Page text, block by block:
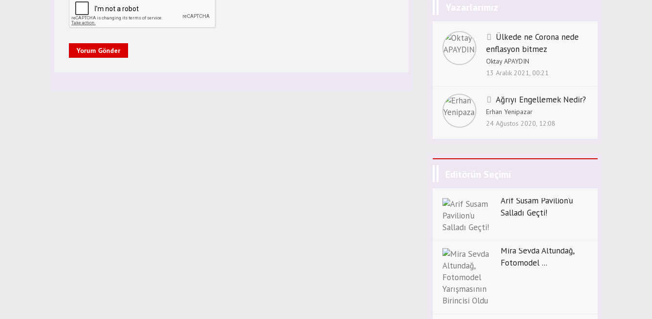
Yorum Gönder
Yazarlarımız
Ülkede ne Corona nede
enflasyon bitmez
Oktay APAYDIN
13 Aralık 2021, 00:21
Ağrıyı Engellemek Nedir?
Erhan Yenipazar
24 Ağustos 2020, 12:08
Editörün Seçimi
Arif Susam Pavilion’u
Salladı Geçti!
Mira Sevda Altundağ,
Fotomodel ...